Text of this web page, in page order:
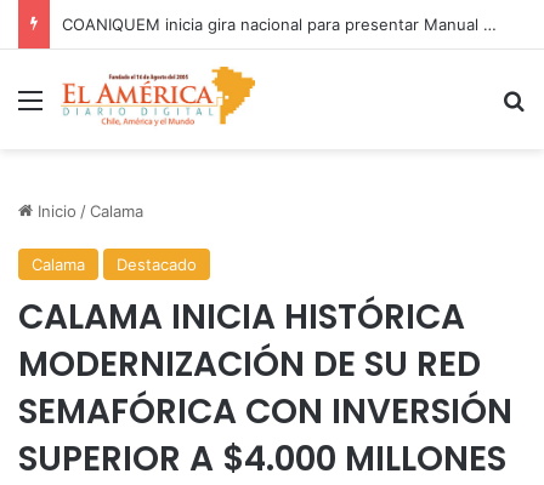
81% DE LAS FISCALIZACIONES A JUGUETES HAN TERMINADO EN SUMARIOS SANITARIOS
Menú
Inicio /Calama
Calama Destacado
CALAMA INICIA HISTÓRICA
MODERNIZACIÓN DE SU RED
SEMAFÓRICA CON INVERSIÓN
SUPERIOR A $4.000 MILLONES